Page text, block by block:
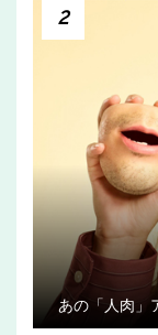
2
あの「人肉」